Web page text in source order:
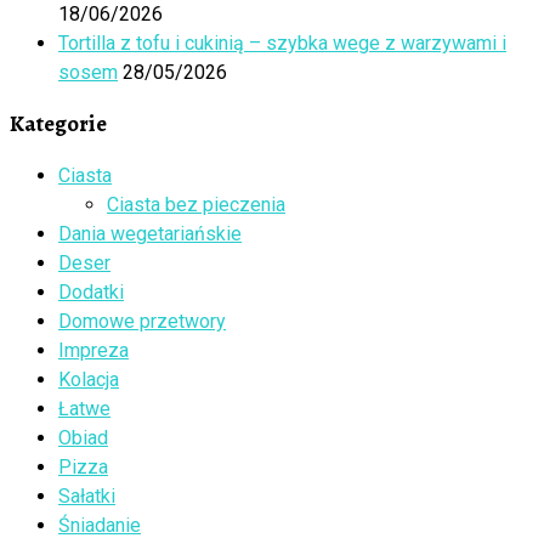
18/06/2026
Tortilla z tofu i cukinią – szybka wege z warzywami i
sosem 28/05/2026
Kategorie
Ciasta
Ciasta bez pieczenia
Dania wegetariańskie
Deser
Dodatki
Domowe przetwory
Impreza
Kolacja
Łatwe
Obiad
Pizza
Sałatki
Śniadanie